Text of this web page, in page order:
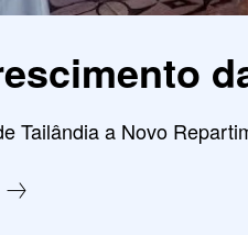
Tailândia a Novo